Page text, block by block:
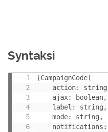
Syntaksi
{CampaignCode(
action:
    ajax: boolean,
    label: string,
    mode: string,